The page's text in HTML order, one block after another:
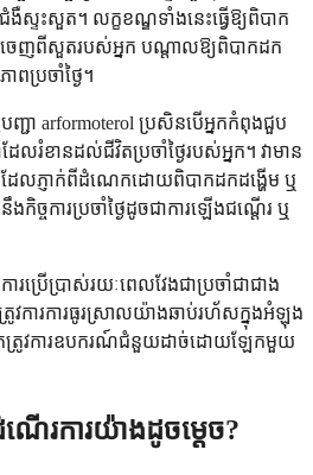
ស្ទះសួត។ លក្ខខណ្ឌទាំងនេះធ្វើឱ្យពិបាក
េញពីសួតរបស់អ្នក បណ្តាលឱ្យពិបាកដក
ាពប្រចាំថ្ងៃ។
បញ្ជា arformoterol ប្រសិនបើអ្នកកំពុងជួប
ែលរំខានដល់ជីវិតប្រចាំថ្ងៃរបស់អ្នក។ វាមាន
ែលភ្ញាក់ពីដំណេកដោយពិបាកដកដង្ហើម ឬ
ចការប្រចាំថ្ងៃដូចជាការឡើងជណ្តើរ ឬ
ារ​ប្រើប្រាស់​រយៈពេល​វែង​ជា​ប្រចាំ​ជាជាង​
រូវការ​ការ​ធូរស្រាល​យ៉ាង​ឆាប់រហ័ស​ក្នុងអំឡុង
ៅតែ​ត្រូវការ​ឧបករណ៍​ជំនួយ​ដាច់ដោយឡែក​មួយ​
រការ​យ៉ាងដូចម្តេច?